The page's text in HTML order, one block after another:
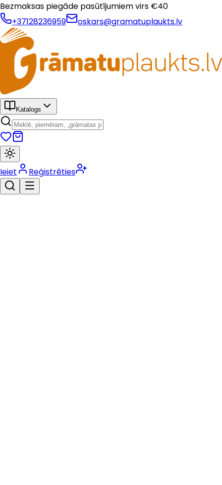
Bezmaksas piegāde pasūtījumiem virs €40
+37128236959
oskars@gramatuplaukts.lv
Katalogs
Ieiet Reģistrēties